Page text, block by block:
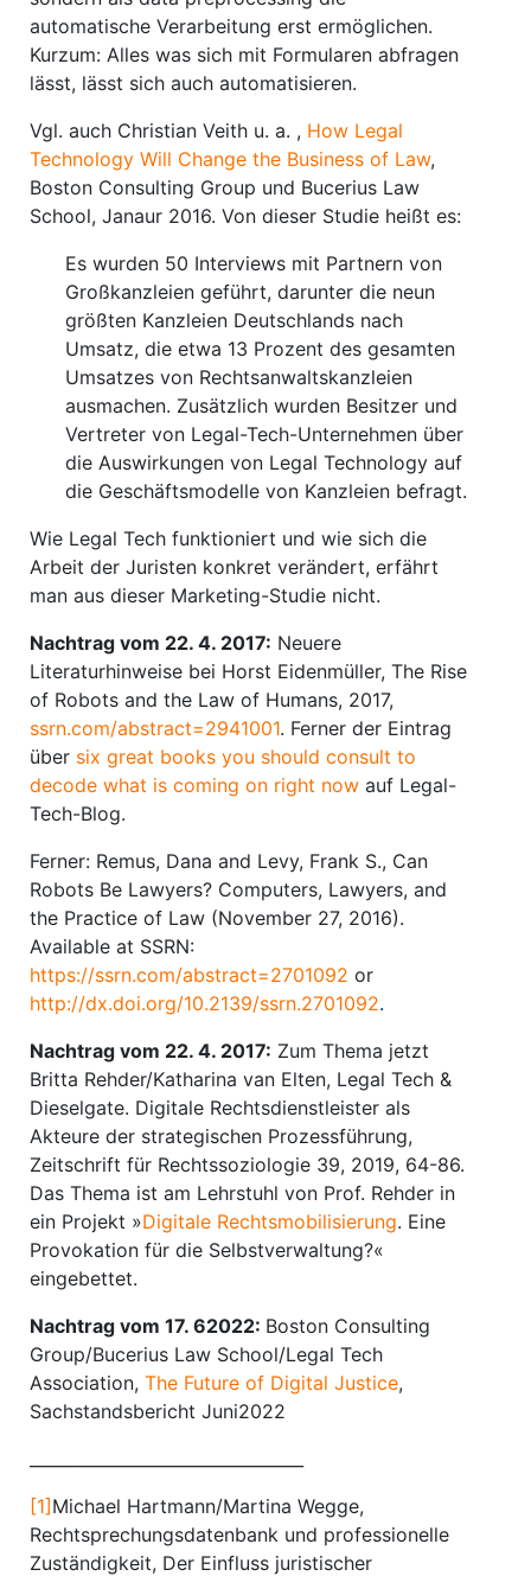
automatische Verarbeitung erst ermöglichen.
Kurzum: Alles was sich mit Formularen abfragen
lässt, lässt sich auch automatisieren.
Vgl. auch Christian Veith u. a. , How Legal
Technology Will Change the Business of Law,
Boston Consulting Group und Bucerius Law
School, Janaur 2016. Von dieser Studie heißt es:
Es wurden 50 Interviews mit Partnern von
Großkanzleien geführt, darunter die neun
größten Kanzleien Deutschlands nach
Umsatz, die etwa 13 Prozent des gesamten
Umsatzes von Rechtsanwaltskanzleien
ausmachen. Zusätzlich wurden Besitzer und
Vertreter von Legal-Tech-Unternehmen über
die Auswirkungen von Legal Technology auf
die Geschäftsmodelle von Kanzleien befragt.
Wie Legal Tech funktioniert und wie sich die
Arbeit der Juristen konkret verändert, erfährt
man aus dieser Marketing-Studie nicht.
Nachtrag vom 22. 4. 2017: Neuere
Literaturhinweise bei Horst Eidenmüller, The Rise
of Robots and the Law of Humans, 2017,
ssrn.com/abstract=2941001. Ferner der Eintrag
über six great books you should consult to
decode what is coming on right now auf Legal-
Tech-Blog.
Ferner: Remus, Dana and Levy, Frank S., Can
Robots Be Lawyers? Computers, Lawyers, and
the Practice of Law (November 27, 2016).
Available at SSRN:
https://ssrn.com/abstract=2701092 or
http://dx.doi.org/10.2139/ssrn.2701092.
Nachtrag vom 22. 4. 2017: Zum Thema jetzt
Britta Rehder/Katharina van Elten, Legal Tech &
Dieselgate. Digitale Rechtsdienstleister als
Akteure der strategischen Prozessführung,
Zeitschrift für Rechtssoziologie 39, 2019, 64-86.
Das Thema ist am Lehrstuhl von Prof. Rehder in
ein Projekt »Digitale Rechts­mobilisierung. Eine
Provokation für die Selbstverwaltung?«
eingebettet.
Nachtrag vom 17. 62022: Boston Consulting
Group/Bucerius Law School/Legal Tech
Association, The Future of Digital Justice,
Sachstandsbericht Juni2022
[1] Michael Hartmann/Martina Wegge,
Rechtsprechungsdatenbank und professionelle
Zuständigkeit, Der Einfluss juristischer